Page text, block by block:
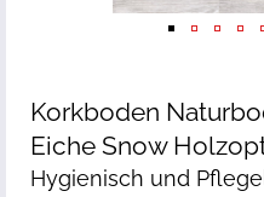
Korkboden
Eiche Snow
Hygienisch und